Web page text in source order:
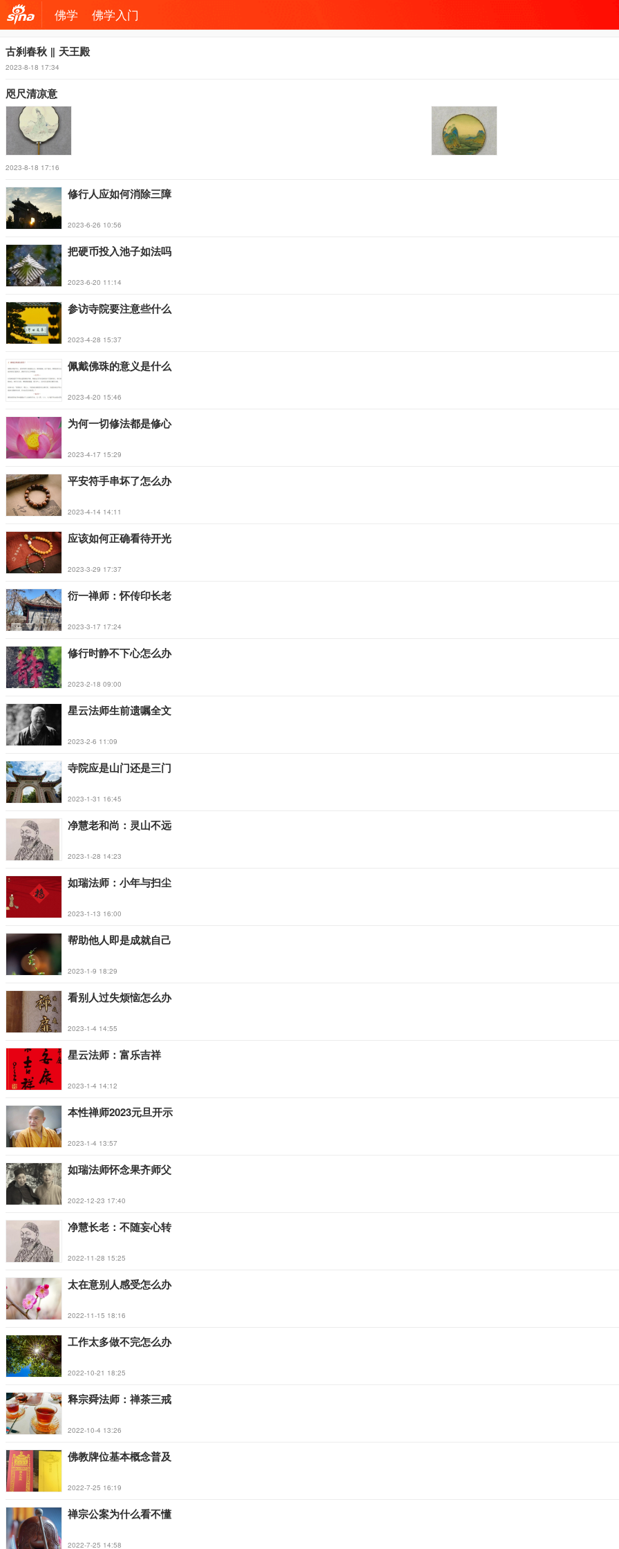
机新
佛学 佛学入门
古刹春秋 ‖ 天王殿
2023-8-18 17:34
咫尺清凉意
2023-8-18 17:16
修行人应如何消除三障
2023-6-26 10:56
把硬币投入池子如法吗
2023-6-20 11:14
参访寺院要注意些什么
2023-4-28 15:37
佩戴佛珠的意义是什么
2023-4-20 15:46
为何一切修法都是修心
2023-4-17 15:29
平安符手串坏了怎么办
2023-4-14 14:11
应该如何正确看待开光
2023-3-29 17:37
衍一禅师：怀传印长老
2023-3-17 17:24
修行时静不下心怎么办
2023-2-18 09:00
星云法师生前遗嘱全文
2023-2-6 11:09
寺院应是山门还是三门
2023-1-31 16:45
净慧老和尚：灵山不远
2023-1-28 14:23
如瑞法师：小年与扫尘
2023-1-13 16:00
帮助他人即是成就自己
2023-1-9 18:29
看别人过失烦恼怎么办
2023-1-4 14:55
星云法师：富乐吉祥
2023-1-4 14:12
本性禅师2023元旦开示
2023-1-4 13:57
如瑞法师怀念果齐师父
2022-12-23 17:40
净慧长老：不随妄心转
2022-11-28 15:25
太在意别人感受怎么办
2022-11-15 18:16
工作太多做不完怎么办
2022-10-21 18:25
释宗舜法师：禅茶三戒
2022-10-4 13:26
佛教牌位基本概念普及
2022-7-25 16:19
禅宗公案为什么看不懂
2022-7-25 14:58